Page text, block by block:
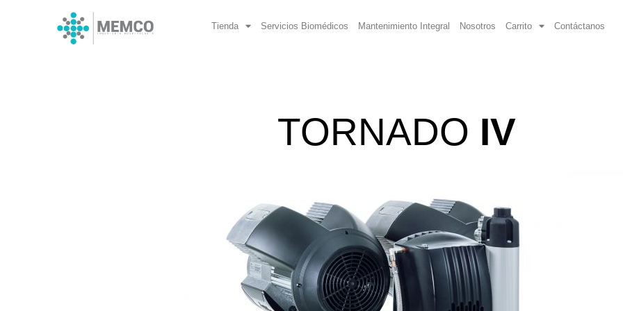
Tienda Servicios Biomédicos Mantenimiento Integral Nosotros Carrito Contáctanos
TORNADO IV